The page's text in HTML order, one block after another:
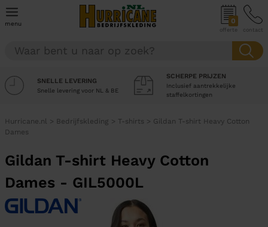
menu 0
offerte contact
SNELLE LEVERING
Snelle levering voor NL & BE
SCHERPE PRIJZEN
Inclusief aantrekkelijke
staffelkortingen
Hurricane.nl > Bedrijfskleding > T-shirts > Gildan T-shirt Heavy Cotton
Dames
Gildan T-shirt Heavy Cotton
Dames - GIL5000L